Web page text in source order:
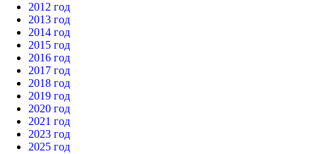
2012 год
2013 год
2014 год
2015 год
2016 год
2017 год
2018 год
2019 год
2020 год
2021 год
2023 год
2025 год